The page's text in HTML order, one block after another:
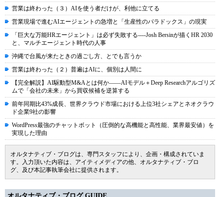
営業は終わった（３）AIを使う者だけが、利他に立てる
営業現場で進むAIエージェントの急増と「生産性のパラドックス」の現実
「巨大な万能HRエージェント」は必ず失敗する----Josh Bersinが描くHR 2030
と、マルチエージェント時代の人事
沖縄で台風が来たときの過ごし方、とでも言うか
営業は終わった（２）普遍はAIに、個別は人間に
【完全解説】AI駆動型M&Aとは何か――AIモデル＋Deep Researchアルゴリズ
ムで「会社の未来」から買収候補を逆算する
前年同期比43%成長、世界クラウド市場における上位3社シェアとネオクラウ
ド企業9社の影響
WordPress最強のチャットボット（圧倒的な高機能と高性能、業界最安値）を
実現した理由
オルタナティブ・ブログは、専門スタッフにより、企画・構成されていま
す。入力頂いた内容は、アイティメディアの他、オルタナティブ・ブロ
グ、及び本記事執筆会社に提供されます。